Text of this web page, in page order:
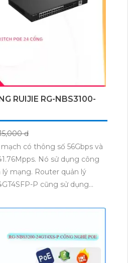
RUIJIE RG-NBS3100-
d
có thông số 56Gbps và
Nó sử dụng công
lý mạng. Router quản lý
P cũng sử dụng